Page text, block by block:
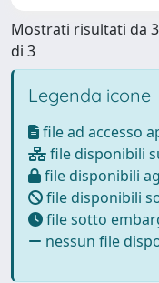
Mostrati risultati da
di 3
Legenda icone
file ad accesso
file disponibili
file disponibili
file disponibili
file sotto
nessun file